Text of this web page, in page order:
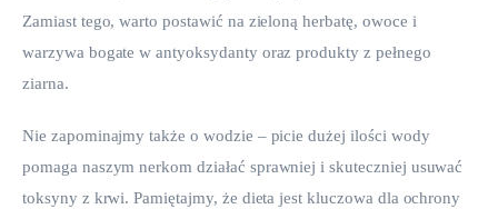
Zamiast tego, warto postawić na zieloną herbatę, owoce i
warzywa bogate w antyoksydanty oraz produkty z pełnego
ziarna.
Nie zapominajmy także o wodzie – picie dużej ilości wody
pomaga naszym nerkom działać sprawniej i skuteczniej usuwać
toksyny z krwi. Pamiętajmy, że dieta jest kluczowa dla ochrony